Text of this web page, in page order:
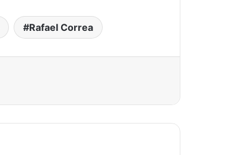
Rafael Correa